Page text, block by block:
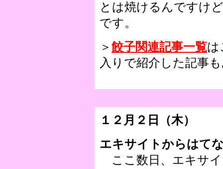
とは焼けるんですけ
です。
＞ 餃子関連記事一覧は
入りで紹介した記事
１２月２日（木）
エキサイトからはて
ここ数日、エキサ